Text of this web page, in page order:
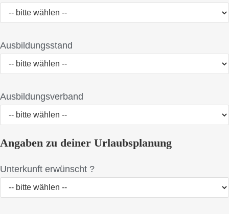
Ausbildungsstand
Ausbildungsverband
Angaben zu deiner Urlaubsplanung
Unterkunft erwünscht ?